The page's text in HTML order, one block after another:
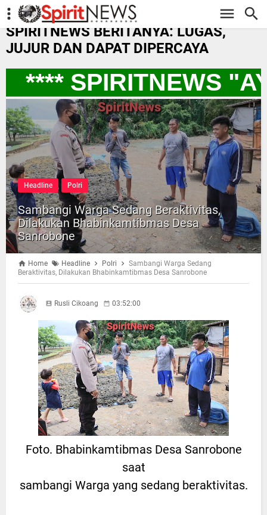
-->
SPIRITNEWS BERITANYA: LUGAS,
JUJUR DAN DAPAT DIPERCAYA
**** SPIRITNEWS
Headline Polri
Sambangi Warga Sedang Beraktivitas,
Dilakukan Bhabinkamtibmas Desa
Sanrobone
Home Headline Polri
Sambangi Warga Sedang
Beraktivitas, Dilakukan Bhabinkamtibmas Desa Sanrobone
Rusli Cikoang 03:52:00
Foto. Bhabinkamtibmas Desa Sanrobone
saat
sambangi Warga yang sedang beraktivitas.